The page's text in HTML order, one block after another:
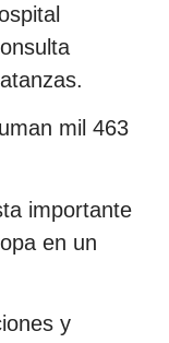
mil 463
importante
en un
y